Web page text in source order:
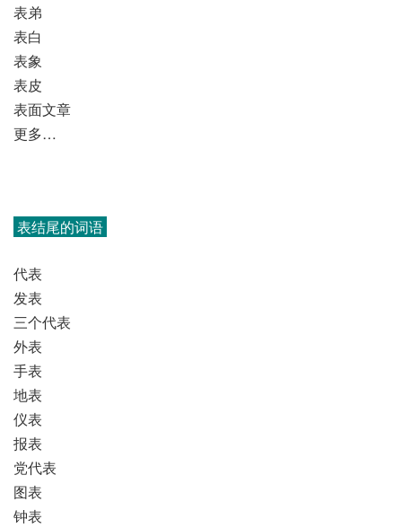
表弟
表白
表象
表皮
表面文章
更多…
表结尾的词语
代表
发表
三个代表
外表
手表
地表
仪表
报表
党代表
图表
钟表